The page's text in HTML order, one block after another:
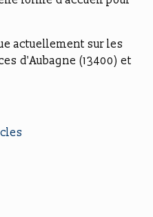
actuellement sur les
d'Aubagne (13400) et